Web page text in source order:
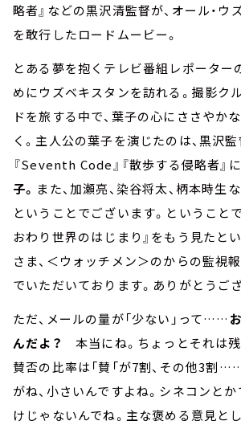
略者』などの黒沢清監督が、オール・ウ
を敢行したロードムービー。
とある夢を抱くテレビ番組レポーター
めにウズベキスタンを訪れる。撮影ク
ドを旅する中で、葉子の心にささやか
く。主人公の葉子を演じたのは、黒沢
『Seventh Code』『散歩する侵略者』
子。 また、加瀬亮、染谷将太、柄本時生
ということでございます。ということ
おわり世界のはじまり』をもう見たと
さま、＜ウォッチメン＞のからの監視報
でいただいております。ありがとうご
ただ、メールの量が「少ない」って……
んだよ？
本当にね。ちょっとそれは残
賛否の比率は「賛「が7割、その他3割
がね、小さいんですよね。シネコンと
けじゃないんでね。主な褒める意見とし